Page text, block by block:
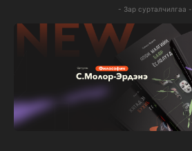
- Зар сурталчилгаа -